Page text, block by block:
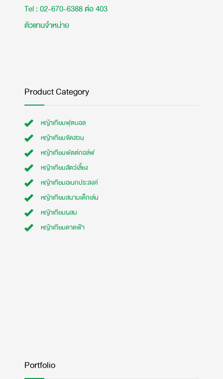
Tel : 02-670-6388 ต่อ 403
ตัวแทนจำหน่าย
Product Category
หญ้าเทียมฟุตบอล
หญ้าเทียมจัดสวน
หญ้าเทียมพัตต์กอล์ฟ
หญ้าเทียมสัตว์เลี้ยง
หญ้าเทียมอเนกประสงค์
หญ้าเทียมสนามเด็กเล่น
หญ้าเทียมผสม
หญ้าเทียมดาดฟ้า
Portfolio